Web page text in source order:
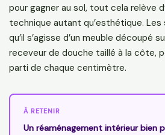
pour gagner au sol, tout cela relève
technique autant qu’esthétique.
qu’il s’agisse d’un meuble découpé
receveur de douche taillé à la côte,
parti de chaque centimètre.
À RETENIR
Un réaménagement intérieur bien